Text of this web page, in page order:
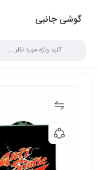
گوشی جانبی